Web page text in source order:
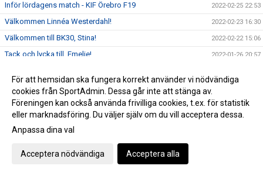
Inför lördagens match - KIF Örebro F19 2022-02-25 22:53
Välkommen Linnéa Westerdahl! 2022-02-23 16:30
Välkommen till BK30, Stina! 2022-02-22 15:06
Tack och lycka till, Emelie! 2022-01-26 20:57
Ytterligare en spelare klar...
Nya talanger i damtruppen 2022-01-13 17:17
Nytt samarbete 2022-01-04 19:53
Julklapp för damlaget - Caroline klar!
Välkommen Armin - till BK30 och damlaget!
För att hemsidan ska fungera korrekt använder vi nödvändiga
cookies från SportAdmin. Dessa går inte att stänga av.
Föreningen kan också använda frivilliga cookies, t.ex. för statistik
eller marknadsföring. Du väljer själv om du vill acceptera dessa.
Anpassa dina val
Acceptera nödvändiga Acceptera alla